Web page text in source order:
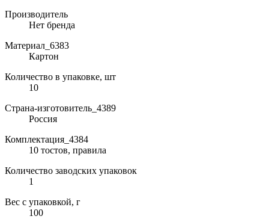
Производитель
Нет бренда
Материал_6383
Картон
Количество в упаковке, шт
10
Страна-изготовитель_4389
Россия
Комплектация_4384
10 тостов, правила
Количество заводских упаковок
1
Вес с упаковкой, г
100